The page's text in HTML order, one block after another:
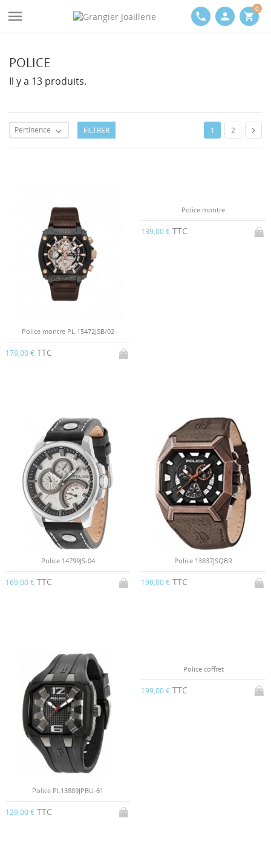
 phone person shopping_cart
0
POLICE
Il y a 13 produits.
Pertinence  FILTRER 1 2 
Police montre PL.15472JSB/02
179,00 € TTC
Police montre
139,00 € TTC
Police 14799JS-04
169,00 € TTC
Police 13837JSQBR
199,00 € TTC
Police PL13889JPBU-61
129,00 € TTC
Police coffret
199,00 € TTC